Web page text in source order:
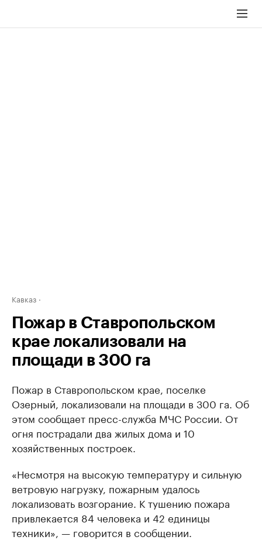
Кавказ
Пожар в Ставропольском
крае локализовали на
площади в 300 га
Пожар в Ставропольском крае, поселке
Озерный, локализовали на площади в 300 га. Об
этом сообщает пресс-служба МЧС России. От
огня пострадали два жилых дома и 10
хозяйственных построек.
«Несмотря на высокую температуру и сильную
ветровую нагрузку, пожарным удалось
локализовать возгорание. К тушению пожара
привлекается 84 человека и 42 единицы
техники», — говорится в сообщении.